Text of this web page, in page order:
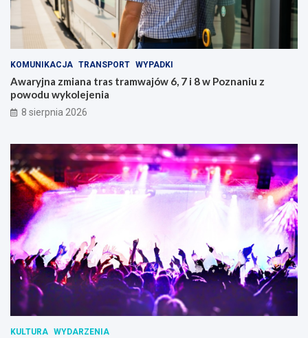
KOMUNIKACJA TRANSPORT WYPADKI
Awaryjna zmiana tras tramwajów 6, 7 i 8 w Poznaniu z
powodu wykolejenia
8 sierpnia 2026
KULTURA WYDARZENIA